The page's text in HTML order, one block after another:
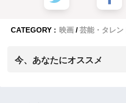
CATEGORY : 映画 芸能・タレン
今、あなたにオススメ